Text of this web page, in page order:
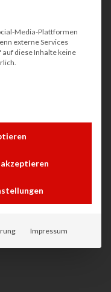
Media-Plattformen
externe Services
diese Inhalte keine
Impressum